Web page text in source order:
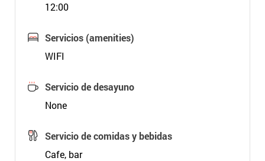
12:00
Servicios (amenities)
WIFI
Servicio de desayuno
None
Servicio de comidas y bebidas
Cafe, bar